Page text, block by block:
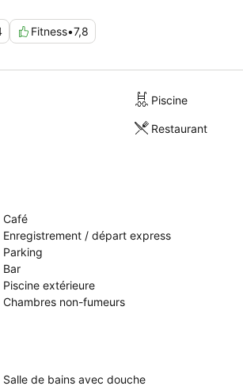
Fitness•7,8
Piscine
Restaurant
Café
Enregistrement / départ express
Parking
Bar
Piscine extérieure
Chambres non-fumeurs
Salle de bains avec douche